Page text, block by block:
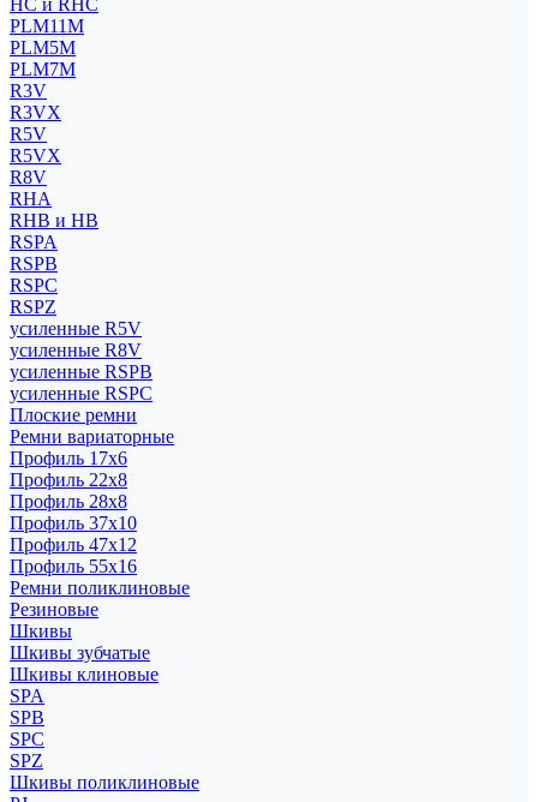
HC и RHC
PLM11M
PLM5M
PLM7M
R3V
R3VX
R5V
R5VX
R8V
RHA
RHB и HB
RSPA
RSPB
RSPC
RSPZ
усиленные R5V
усиленные R8V
усиленные RSPB
усиленные RSPC
Плоские ремни
Ремни вариаторные
Профиль 17x6
Профиль 22x8
Профиль 28x8
Профиль 37x10
Профиль 47x12
Профиль 55x16
Ремни поликлиновые
Резиновые
Шкивы
Шкивы зубчатые
Шкивы клиновые
SPA
SPB
SPC
SPZ
Шкивы поликлиновые